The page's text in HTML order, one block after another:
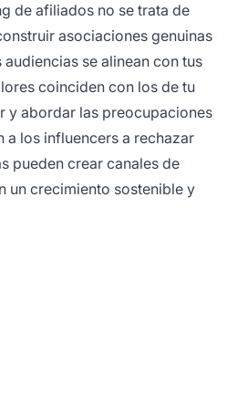
de afiliados no se trata de
asociaciones genuinas
se alinean con tus
coinciden con los de tu
y abordar las preocupaciones
a los influencers a rechazar
pueden crear canales de
un crecimiento sostenible y